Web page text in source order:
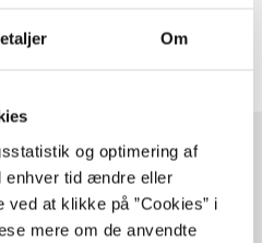
Om
og optimering af
enhver tid ændre eller
at klikke på ”Cookies” i
mere om de anvendte
emner